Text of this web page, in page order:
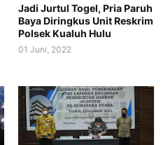
Jadi Jurtul Togel, Pria Paruh
Baya Diringkus Unit Reskrim
Polsek Kualuh Hulu
01 Juni, 2022